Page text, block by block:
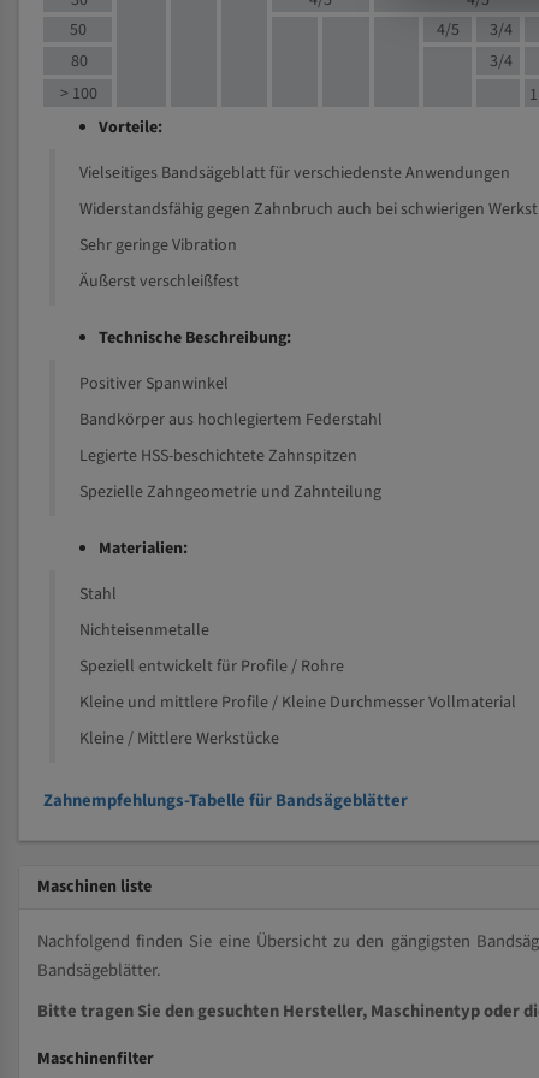
50
4/5 3/4
80
3/4
> 100
Vorteile:
Vielseitiges Bandsägeblatt für verschiedenste Anwendungen
Widerstandsfähig gegen Zahnbruch auch bei schwierigen
Sehr geringe Vibration
Äußerst verschleißfest
Technische Beschreibung:
Positiver Spanwinkel
Bandkörper aus hochlegiertem Federstahl
Legierte HSS-beschichtete Zahnspitzen
Spezielle Zahngeometrie und Zahnteilung
Materialien:
Stahl
Nichteisenmetalle
Speziell entwickelt für Profile / Rohre
Kleine und mittlere Profile / Kleine Durchmesser Vollmaterial
Kleine / Mittlere Werkstücke
Zahnempfehlungs-Tabelle für Bandsägeblätter
Maschinen liste
Nachfolgend finden Sie eine Übersicht zu den gängigsten
Bandsägeblätter.
Bitte tragen Sie den gesuchten Hersteller, Maschinentyp oder
Maschinenfilter